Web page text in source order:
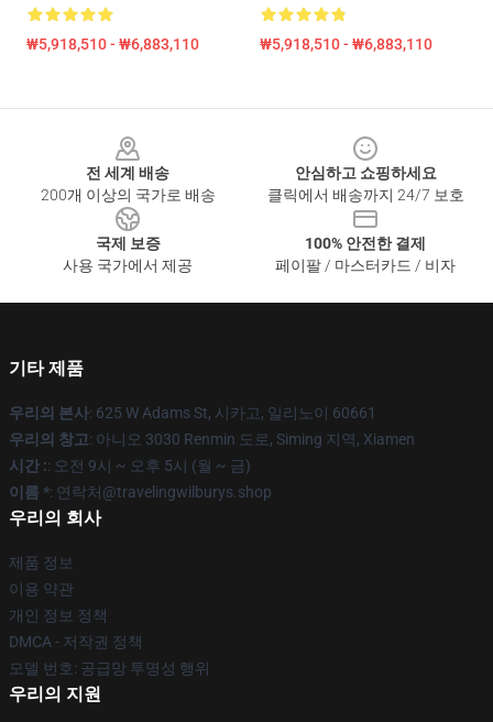
₩5,918,510 - ₩6,883,110 ₩5,918,510 - ₩6,883,110
전 세계 배송
200개 이상의 국가로 배송
안심하고 쇼핑하세요
클릭에서 배송까지 24/7 보호
국제 보증
사용 국가에서 제공
100% 안전한 결제
페이팔 / 마스터카드 / 비자
기타 제품
우리의 본사: 625 W Adams St, 시카고, 일리노이 60661
우리의 창고: 아니오 3030 Renmin 도로, Siming 지역, Xiamen
시간 :: 오전 9시 ~ 오후 5시 (월 ~ 금)
이름 *: 연락처@travelingwilburys.shop
우리의 회사
제품 정보
이용 약관
개인 정보 정책
DMCA - 저작권 정책
모델 번호: 공급망 투명성 행위
우리의 지원